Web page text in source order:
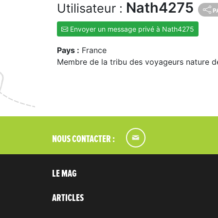
Utilisateur : Nath4275
Envoyer un message privé à Nath4275
Pays : France
Membre de la tribu des voyageurs nature
NOUS CONTACTER :
LE MAG
ARTICLES